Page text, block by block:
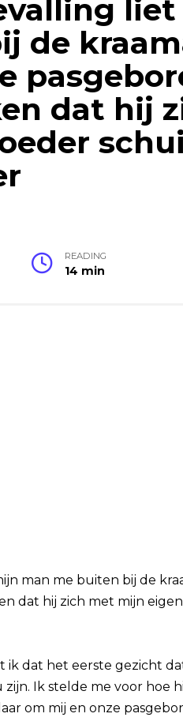
de
dat hij
READING
14 min
man me buiten bij de
dat hij zich met mijn
ik dat het eerste gezicht
zijn. Ik stelde me voor hoe
om mij en onze